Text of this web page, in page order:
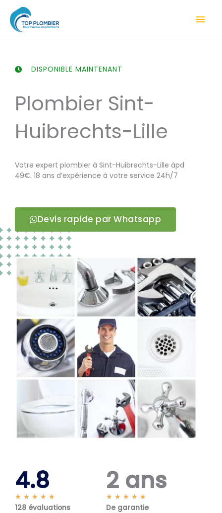
contenu
DISPONIBLE MAINTENANT
Plombier Sint-
Huibrechts-Lille
Votre expert plombier à Sint-Huibrechts-Lille àpd
49€. 18 ans d’expérience à votre service 24h/7
Devis rapide par Whatsapp
4.8
★ ★ ★ ★ ★
o
128 évaluations
2 ans
★ ★ ★ ★ ★
o
De garantie